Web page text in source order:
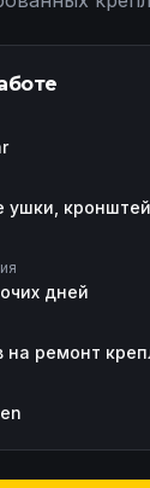
ушки,
дней
на ремонт